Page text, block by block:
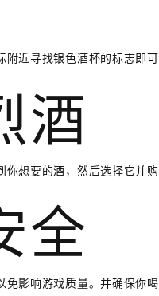
近寻找银色酒杯的标志即
酒
想要的酒，然后选择它并
全
影响游戏质量。并确保你